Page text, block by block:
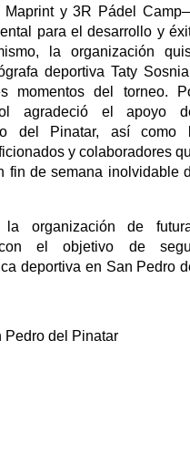
Maprint y 3R Pádel
para el desarrollo y
la organización
deportiva Taty
momentos del torneo.
agradeció el apoyo
del Pinatar, así como
y colaboradores
fin de semana inolvidable
organización de
el objetivo de
deportiva en San Pedro
Pedro del Pinatar